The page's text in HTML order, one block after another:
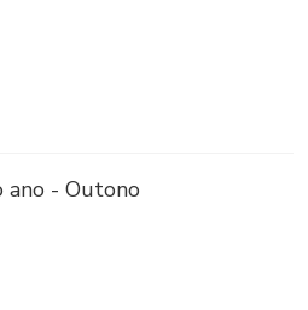
ano - Outono